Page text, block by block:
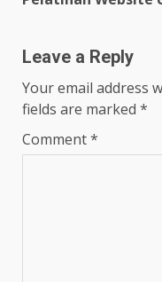
Leave a Reply
Your email address
fields are marked *
Comment*